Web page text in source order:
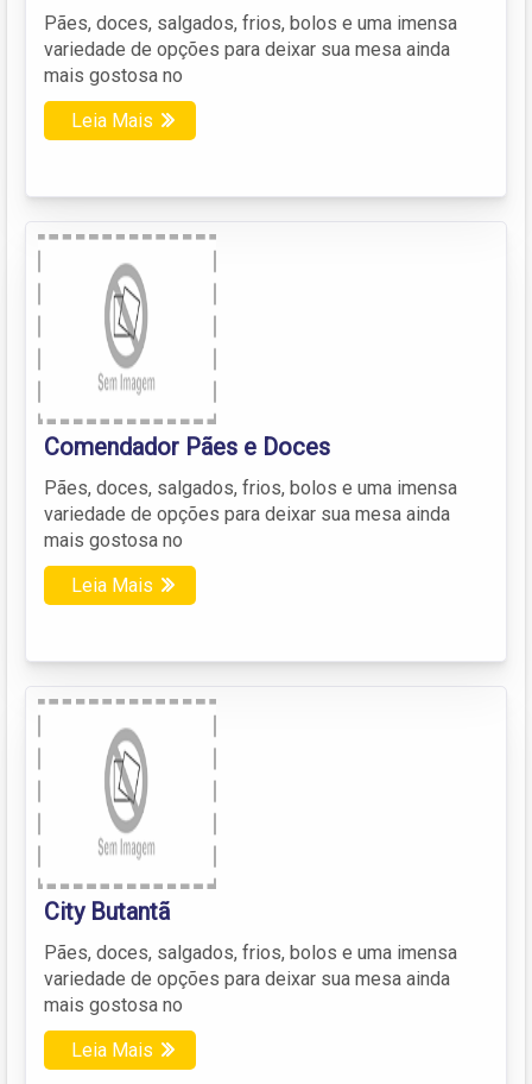
Pães, doces, salgados, frios, bolos e uma imensa
variedade de opções para deixar sua mesa ainda
mais gostosa no
Leia Mais
Comendador Pães e Doces
Pães, doces, salgados, frios, bolos e uma imensa
variedade de opções para deixar sua mesa ainda
mais gostosa no
Leia Mais
City Butantã
Pães, doces, salgados, frios, bolos e uma imensa
variedade de opções para deixar sua mesa ainda
mais gostosa no
Leia Mais